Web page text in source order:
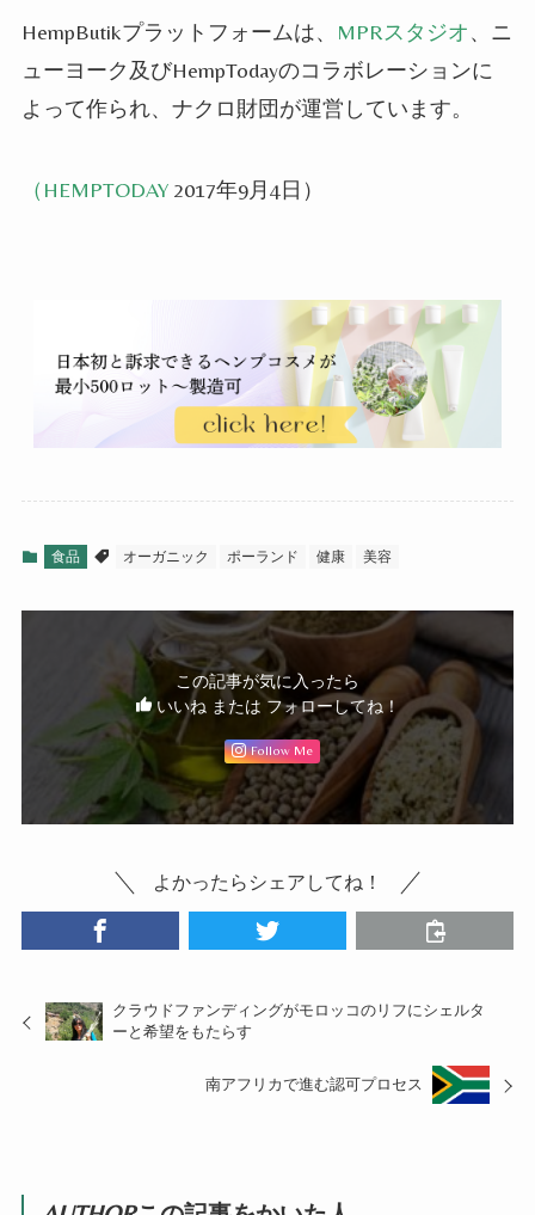
HempButikプラットフォームは、 MPRスタジオ、ニ
ューヨーク及びHempTodayのコラボレーションに
よって作られ、 ナクロ財団が運営しています。
（ HEMPTODAY2017年9月4日 ）
食品 オーガニック ポーランド 健康 美容
この記事が気に入ったら
いいね または フォローしてね！
Follow Me
よかったらシェアしてね！
クラウドファンディングがモロッコのリフにシェルタ
ーと希望をもたらす
南アフリカで進む認可プロセス